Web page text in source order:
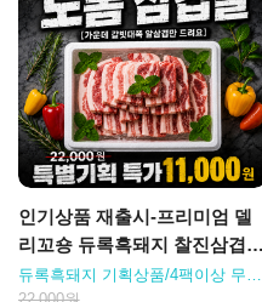
인기상품 재출시-프리미엄 델
리꼬숑 듀록흑돼지 찰진삼겹
살/도톰 삼겹살 3인분/500g팩
듀록흑돼지 기획상품/4팩이상 무료
배송